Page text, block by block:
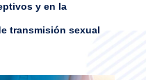
y en la
transmisión sexual